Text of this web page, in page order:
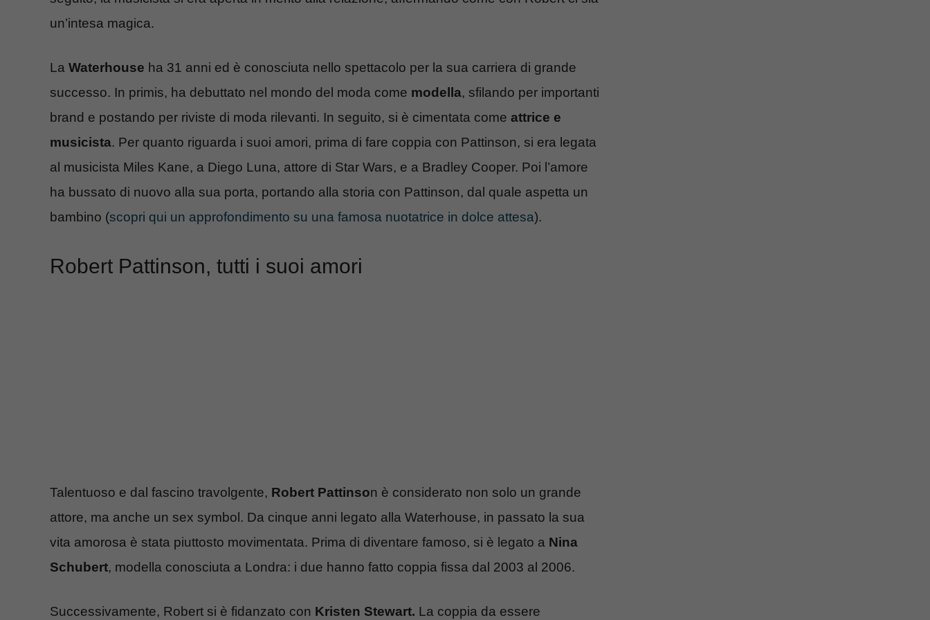
un’intesa magica.
La Waterhouse ha 31 anni ed è conosciuta nello spettacolo per la sua carriera di grande
successo. In primis, ha debuttato nel mondo del moda come modella, sfilando per importanti
brand e postando per riviste di moda rilevanti. In seguito, si è cimentata come attrice e
musicista. Per quanto riguarda i suoi amori, prima di fare coppia con Pattinson, si era legata
al musicista Miles Kane, a Diego Luna, attore di Star Wars, e a Bradley Cooper. Poi l’amore
ha bussato di nuovo alla sua porta, portando alla storia con Pattinson, dal quale aspetta un
bambino (scopri qui un approfondimento su una famosa nuotatrice in dolce attesa).
Robert Pattinson, tutti i suoi amori
Talentuoso e dal fascino travolgente, Robert Pattinson è considerato non solo un grande
attore, ma anche un sex symbol. Da cinque anni legato alla Waterhouse, in passato la sua
vita amorosa è stata piuttosto movimentata. Prima di diventare famoso, si è legato a Nina
Schubert, modella conosciuta a Londra: i due hanno fatto coppia fissa dal 2003 al 2006.
Successivamente, Robert si è fidanzato con Kristen Stewart. La coppia da essere